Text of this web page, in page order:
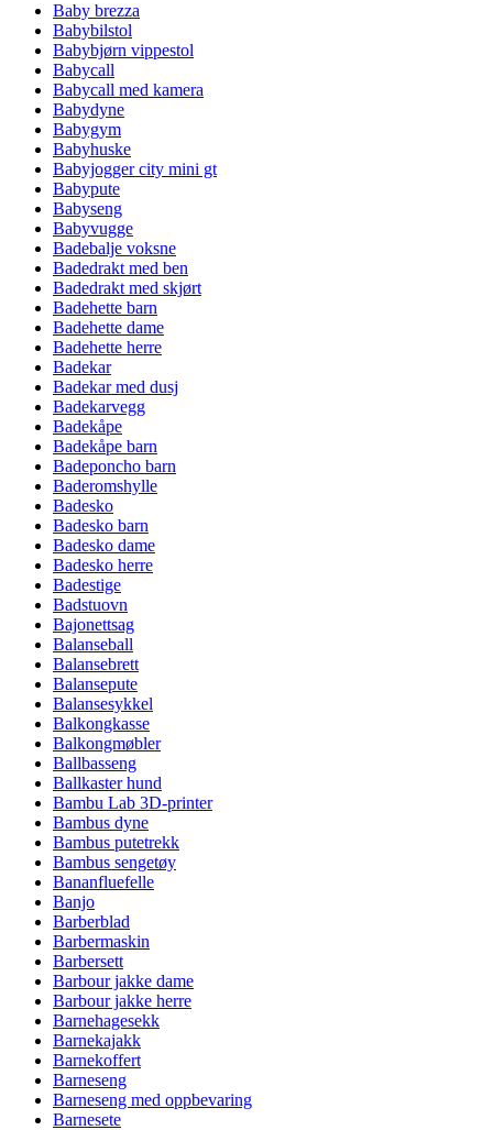
Baby brezza
Babybilstol
Babybjørn vippestol
Babycall
Babycall med kamera
Babydyne
Babygym
Babyhuske
Babyjogger city mini gt
Babypute
Babyseng
Babyvugge
Badebalje voksne
Badedrakt med ben
Badedrakt med skjørt
Badehette barn
Badehette dame
Badehette herre
Badekar
Badekar med dusj
Badekarvegg
Badekåpe
Badekåpe barn
Badeponcho barn
Baderomshylle
Badesko
Badesko barn
Badesko dame
Badesko herre
Badestige
Badstuovn
Bajonettsag
Balanseball
Balansebrett
Balansepute
Balansesykkel
Balkongkasse
Balkongmøbler
Ballbasseng
Ballkaster hund
Bambu Lab 3D-printer
Bambus dyne
Bambus putetrekk
Bambus sengetøy
Bananfluefelle
Banjo
Barberblad
Barbermaskin
Barbersett
Barbour jakke dame
Barbour jakke herre
Barnehagesekk
Barnekajakk
Barnekoffert
Barneseng
Barneseng med oppbevaring
Barnesete